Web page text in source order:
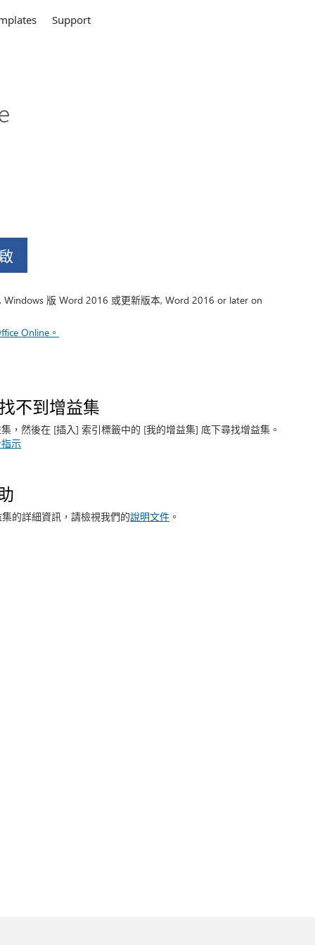
Support
Windows 版 Word 2016 或更新版本, Word 2016 or later on
Online。
不到增益集
，然後在 [插入] 索引標籤中的 [我的增益集] 底下尋找增益集。
示
的詳細資訊，請檢視我們的說明文件 。